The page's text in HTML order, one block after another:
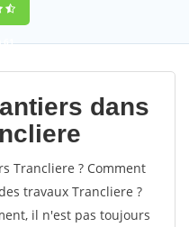
61
dans
Trancliere ? Comment
travaux Trancliere ?
il n'est pas toujours